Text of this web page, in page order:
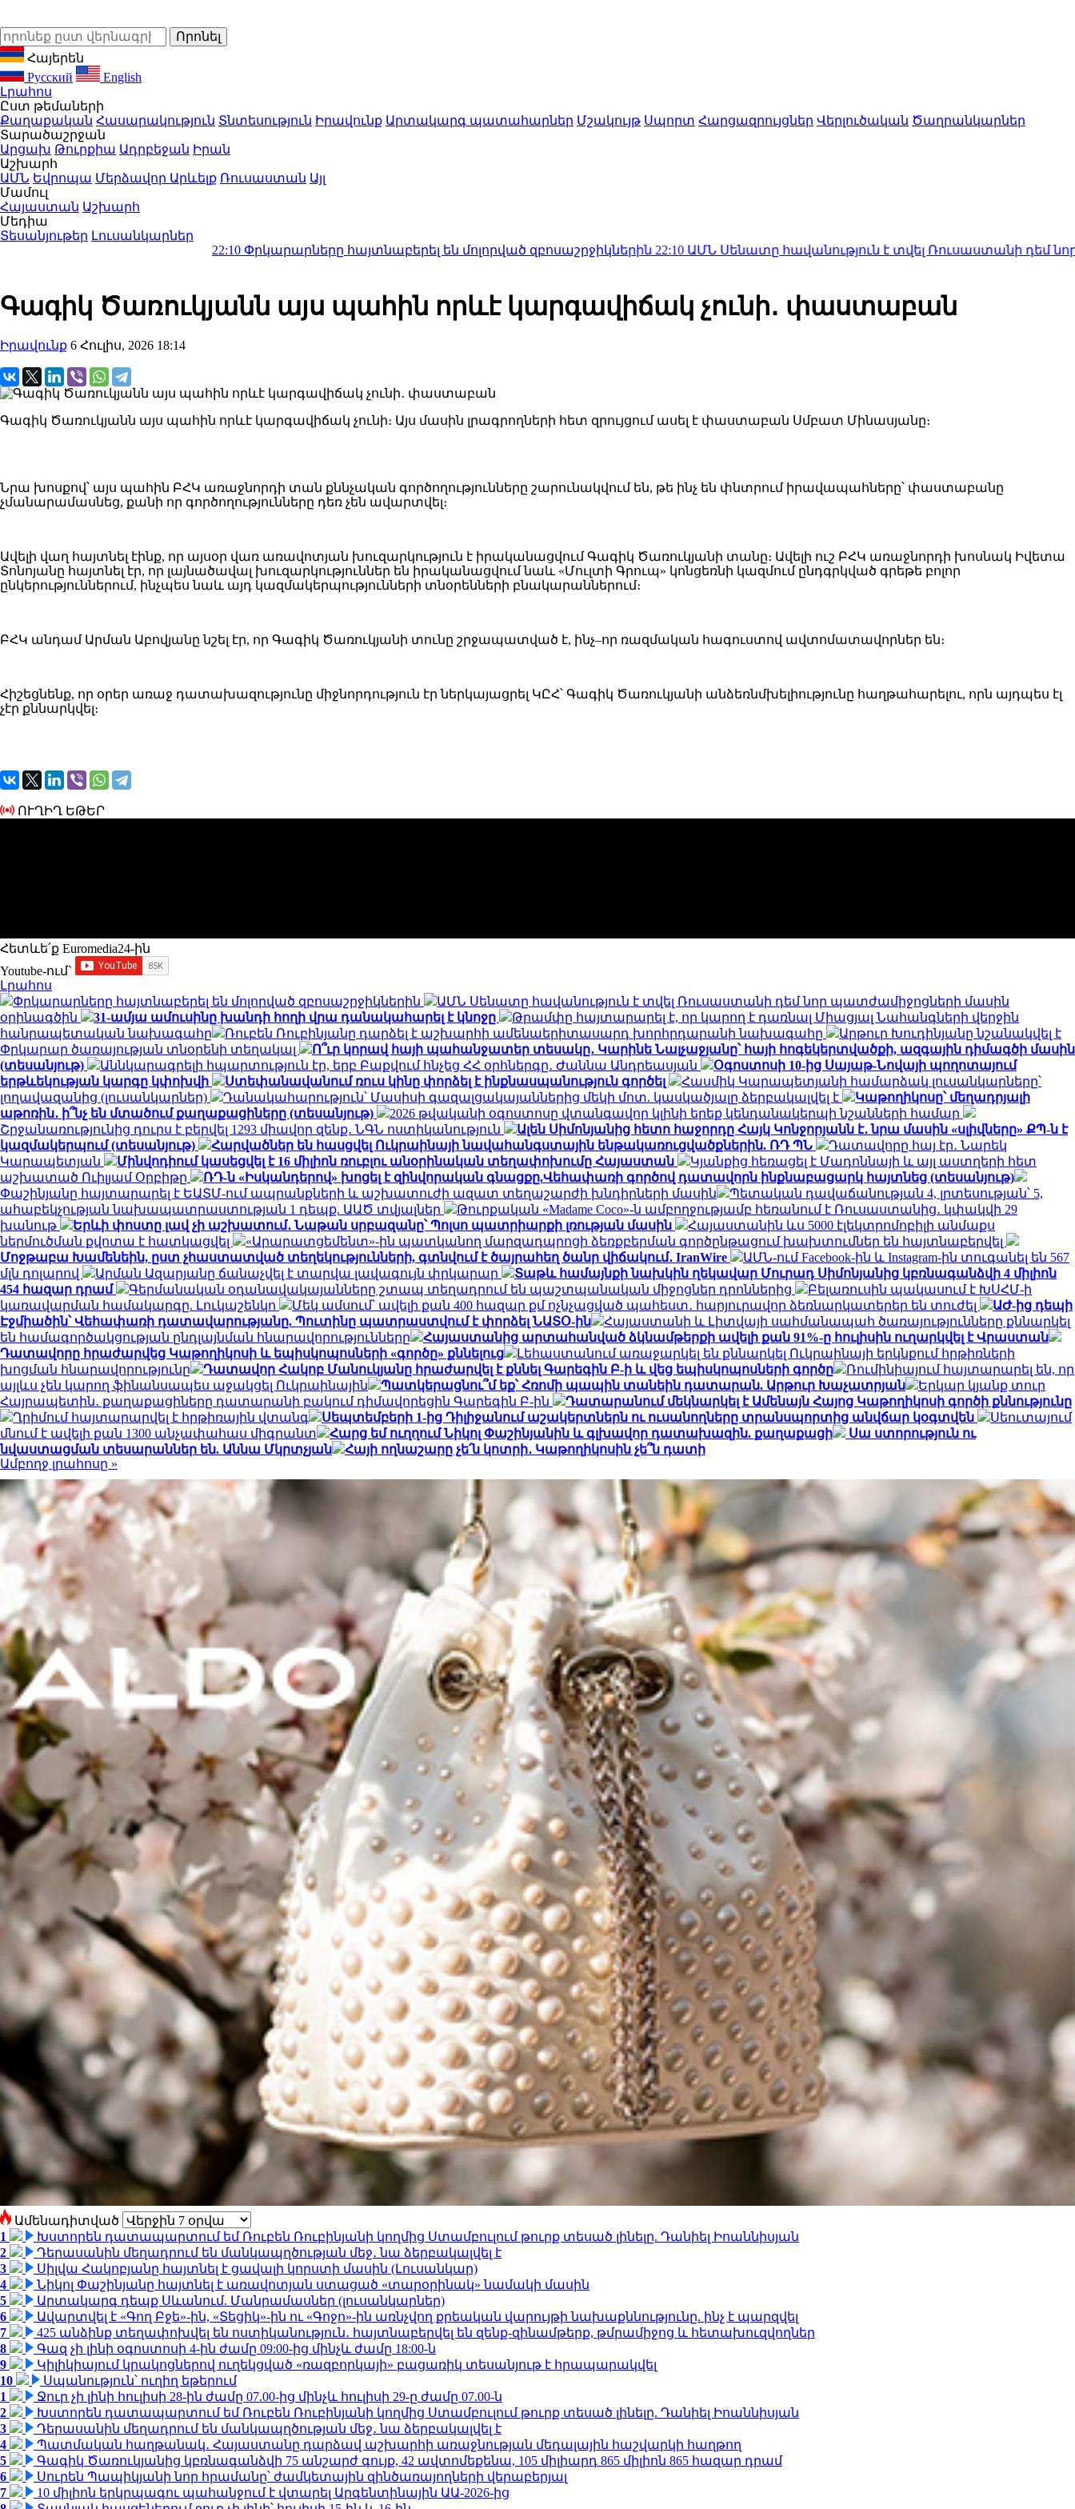
Հայերեն
Русский
English
Լրահոս
Ըստ թեմաների
Քաղաքական Հասարակություն Տնտեսություն Իրավունք Արտակարգ պատահարներ Մշակույթ Սպորտ Հարցազրույցներ Վերլուծական Ծաղրանկարներ
Տարածաշրջան
Արցախ Թուրքիա Ադրբեջան Իրան
Աշխարհ
ԱՄՆ Եվրոպա Մերձավոր Արևելք Ռուսաստան Այլ
Մամուլ
Հայաստան Աշխարհ
Մեդիա
Տեսանյութեր Լուսանկարներ
Փրկարարները հայտնաբերել են մոլորված զբոսաշրջիկներին22:10ԱՄՆ Սենատը հավանություն է տվել Ռուսաստանի դեմ նոր
Գագիկ Ծառուկյանն այս պահին որևէ կարգավիճակ չունի․ փաստաբան
Իրավունք 6 Հուլիս, 2026 18:14
Գագիկ Ծառուկյանն այս պահին որևէ կարգավիճակ չունի։ Այս մասին լրագրողների հետ զրույցում ասել է փաստաբան Սմբատ Մինասյանը։
Նրա խոսքով՝ այս պահին ԲՀԿ առաջնորդի տան քննչական գործողությունները շարունակվում են, թե ինչ են փնտրում իրավապահները՝ փաստաբանը
չմանարամասնեց, քանի որ գործողությունները դեռ չեն ավարտվել։
Ավելի վաղ հայտնել էինք, որ այսօր վառ առավոտյան խուզարկություն է իրականացվում Գագիկ Ծառուկյանի տանը։ Ավելի ուշ ԲՀԿ առաջնորդի խոսնակ Իվետա
Տոնոյանը հայտնել էր, որ լայնածավալ խուզարկություններ են իրականացվում նաև «Մուլտի Գրուպ» կոնցեռնի կազմում ընդգրկված գրեթե բոլոր
ընկերություններում, ինչպես նաև այդ կազմակերպությունների տնօրենների բնակարաններում։
ԲՀԿ անդամ Արման Աբովյանը նշել էր, որ Գագիկ Ծառուկյանի տունը շրջապատված է, ինչ–որ ռազմական հագուստով ավտոմատավորներ են։
Հիշեցնենք, որ օրեր առաջ դատախազությունը միջնորդություն էր ներկայացրել ԿԸՀ՝ Գագիկ Ծառուկյանի անձեռնմխելիությունը հաղթահարելու, որն այդպես էլ
չէր քննարկվել։
ՈՒՂԻՂ ԵԹԵՐ
Հետևե՛ք Euromedia24-ին
Youtube-ում`
Լրահոս
Փրկարարները հայտնաբերել են մոլորված զբոսաշրջիկներին
ԱՄՆ Սենատը հավանություն է տվել Ռուսաստանի դեմ նոր պատժամիջոցների մասին
օրինագծին
31-ամյա ամուսինը խանդի հողի վրա դանակահարել է կնոջը
Թրամփը հայտարարել է, որ կարող է դառնալ Միացյալ Նահանգների վերջին
հանրապետական ​​նախագահը
Ռուբեն Ռուբինյանը դարձել է աշխարհի ամենաերիտասարդ խորհրդարանի նախագահը
Արթուր Խուդինյանը նշանակվել է
Փրկարար ծառայության տնօրենի տեղակալ
Ո՞ւր կորավ հայի պահանջատեր տեսակը․ Կարինե Նալչաջյանը՝ հայի հոգեկերտվածքի, ազգային դիմագծի մասին
(տեսանյութ)
Աննկարագրելի հպարտություն էր, երբ Բաքվում հնչեց ՀՀ օրհներգը․ Ժաննա Անդրեասյան
Օգոստոսի 10-ից Սայաթ-Նովայի պողոտայում
երթևեկության կարգը կփոխվի
Ստեփանավանում ռուս կինը փորձել է ինքնասպանություն գործել
Հասմիկ Կարապետյանի համարձակ լուսանկարները՝
լողավազանից (լուսանկարներ)
Դանակահարություն՝ Մասիսի գազալցակայաններից մեկի մոտ. կասկածյալը ձերբակալվել է
Կաթողիկոսը՝ մեղադրյալի
աթոռին․ ի՞նչ են մտածում քաղաքացիները (տեսանյութ)
2026 թվականի օգոստոսը վտանգավոր կլինի երեք կենդանակերպի նշանների համար
Շրջանառությունից դուրս է բերվել 1293 միավոր զենք․ ՆԳՆ ոստիկանություն
Ալեն Սիմոնյանից հետո հաջորդը Հայկ Կոնջորյանն է․ նրա մասին «սլիվները» ՔՊ-ն է
կազմակերպում (տեսանյութ)
Հարվածներ են հասցվել Ուկրաինայի նավահանգստային ենթակառուցվածքներին. ՌԴ ՊՆ
Դատավորը հայ էր․ Նարեկ
Կարապետյան
Մինվոդիում կասեցվել է 16 միլիոն ռուբլու անօրինական տեղափոխումը Հայաստան
Կյանքից հեռացել է Մադոննայի և այլ աստղերի հետ
աշխատած Ուիլյամ Օրբիթը
ՌԴ-ն «Իսկանդերով» խոցել է զինվորական գնացքը.Վեհափառի գործով դատավորն ինքնաբացարկ հայտնեց (տեսանյութ)
Փաշինյանը հայտարարել է ԵԱՏՄ-ում ապրանքների և աշխատուժի ազատ տեղաշարժի խնդիրների մասին
Պետական դավաճանության 4, լրտեսության՝ 5,
ահաբեկչության նախապատրաստության 1 դեպք. ԱԱԾ տվյալներ
Թուրքական «Madame Coco»-ն ամբողջությամբ հեռանում է Ռուսաստանից․ կփակվի 29
խանութ
Երևի փոստը լավ չի աշխատում․ Նաթան սրբազանը՝ Պոլսո պատրիարքի լռության մասին
Հայաստանին ևս 5000 էլեկտրոմոբիլի անմաքս
ներմուծման քվոտա է հատկացվել
«Արարատցեմենտ»-ին պատկանող մարզադպրոցի ձեռքբերման գործընթացում խախտումներ են հայտնաբերվել
Մոջթաբա Խամենեին, ըստ չհաստատված տեղեկությունների, գտնվում է ծայրահեղ ծանր վիճակում․ IranWire
ԱՄՆ-ում Facebook-ին և Instagram-ին տուգանել են 567
մլն դոլարով
Արման Ազարյանը ճանաչվել է տարվա լավագույն փրկարար
Տաթև համայնքի նախկին ղեկավար Մուրադ Սիմոնյանից կբռնագանձվի 4 միլիոն
454 հազար դրամ
Գերմանական օդանավակայանները շտապ տեղադրում են պաշտպանական միջոցներ դրոններից
Բելառուսին պակասում է ԽՍՀՄ-ի
կառավարման համակարգը. Լուկաշենկո
Մեկ ամսում՝ ավելի քան 400 հազար քմ ոչնչացված պահեստ․ հարյուրավոր ձեռնարկատերեր են տուժել
ԱԺ-ից դեպի
Էջմիածին՝ Վեհափառի դատավարությանը. Պուտինը պատրաստվում է փորձել ՆԱՏՕ-ին
Հայաստանի և Լիտվայի սահմանապահ ծառայությունները քննարկել
են համագործակցության ընդլայնման հնարավորությունները
Հայաստանից արտահանված ձկնամթերքի ավելի քան 91%-ը հուլիսին ուղարկվել է Վրաստան
Դատավորը հրաժարվեց Կաթողիկոսի և եպիսկոպոսների «գործը» քննելուց
Լեհաստանում առաջարկել են քննարկել Ուկրաինայի երկնքում հրթիռների
խոցման հնարավորությունը
Դատավոր Հակոբ Մանուկյանը հրաժարվել է քննել Գարեգին Բ-ի և վեց եպիսկոպոսների գործը
Ռումինիայում հայտարարել են, որ
այլևս չեն կարող ֆինանսապես աջակցել Ուկրաինային
Պատկերացնու՞մ եք՝ Հռոմի պապին տանեին դատարան. Արթուր Խաչատրյան
Երկար կյանք տուր
Հայրապետին․ քաղաքացիները դատարանի բակում դիմավորեցին Գարեգին Բ-ին
Դատարանում մեկնարկել է Ամենայն Հայոց Կաթողիկոսի գործի քննությունը
Ղրիմում հայտարարվել է հրթիռային վտանգ
Սեպտեմբերի 1-ից Դիլիջանում աշակերտներն ու ուսանողները տրանսպորտից անվճար կօգտվեն
Սեուտայում
մնում է ավելի քան 1300 անչափահաս միգրանտ
Հարց եմ ուղղում Նիկոլ Փաշինյանին և գլխավոր դատախազին. քաղաքացի
Սա ստորություն ու
նվաստացման տեսարաններ են. Աննա Մկրտչյան
Հայի ողնաշարը չե՛ն կոտրի․ Կաթողիկոսին չե՞ն դատի
Ամբողջ լրահոսը »
Ամենադիտված
1
Խստորեն դատապարտում եմ Ռուբեն Ռուբինյանի կողմից Ստամբուլում թուրք տեսած լինելը. Դանիել Իոաննիսյան
2
Դերասանին մեղադրում են մանկապղծության մեջ․ նա ձերբակալվել է
3
Սիլվա Հակոբյանը հայտնել է ցավալի կորստի մասին (Լուսանկար)
4
Նիկոլ Փաշինյանը հայտնել է առավոտյան ստացած «տարօրինակ» նամակի մասին
5
Արտակարգ դեպք Սևանում. Մանրամասներ (լուսանկարներ)
6
Ավարտվել է «Գող Բջե»-ին, «Տեցիկ»-ին ու «Գոջո»-ին առնչվող քրեական վարույթի նախաքննությունը. ինչ է պարզվել
7
425 անձինք տեղափոխվել են ոստիկանություն․ հայտնաբերվել են զենք-զինամթերք, թմրամիջոց և հետախուզվողներ
8
Գազ չի լինի օգոստոսի 4-ին ժամը 09:00-ից մինչև ժամը 18:00-ն
9
Կիլիկիայում կրակոցներով ուղեկցված «ռազբորկայի» բացառիկ տեսանյութ է հրապարակվել
10
Սպանություն՝ ուղիղ եթերում
1
Ջուր չի լինի հուլիսի 28-ին ժամը 07.00-ից մինչև հուլիսի 29-ը ժամը 07.00-ն
2
Խստորեն դատապարտում եմ Ռուբեն Ռուբինյանի կողմից Ստամբուլում թուրք տեսած լինելը. Դանիել Իոաննիսյան
3
Դերասանին մեղադրում են մանկապղծության մեջ․ նա ձերբակալվել է
4
Պատմական հաղթանակ․ Հայաստանը դարձավ աշխարհի առաջնության մեդալային հաշվարկի հաղթող
5
Գագիկ Ծառուկյանից կբռնագանձվի 75 անշարժ գույք, 42 ավտոմեքենա, 105 միլիարդ 865 միլիոն 865 հազար դրամ
6
Սուրեն Պապիկյանի նոր հրամանը՝ ժամկետային զինծառայողների վերաբերյալ
7
10 միլիոն երկրպագու պահանջում է վտարել Արգենտինային ԱԱ-2026-ից